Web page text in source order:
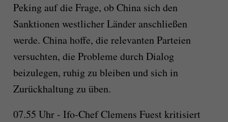
Peking auf die Frage, ob China sich den
Sanktionen westlicher Länder anschließen
werde. China hoffe, die relevanten Parteien
versuchten, die Probleme durch Dialog
beizulegen, ruhig zu bleiben und sich in
Zurückhaltung zu üben.
07.55 Uhr - Ifo-Chef Clemens Fuest kritisiert